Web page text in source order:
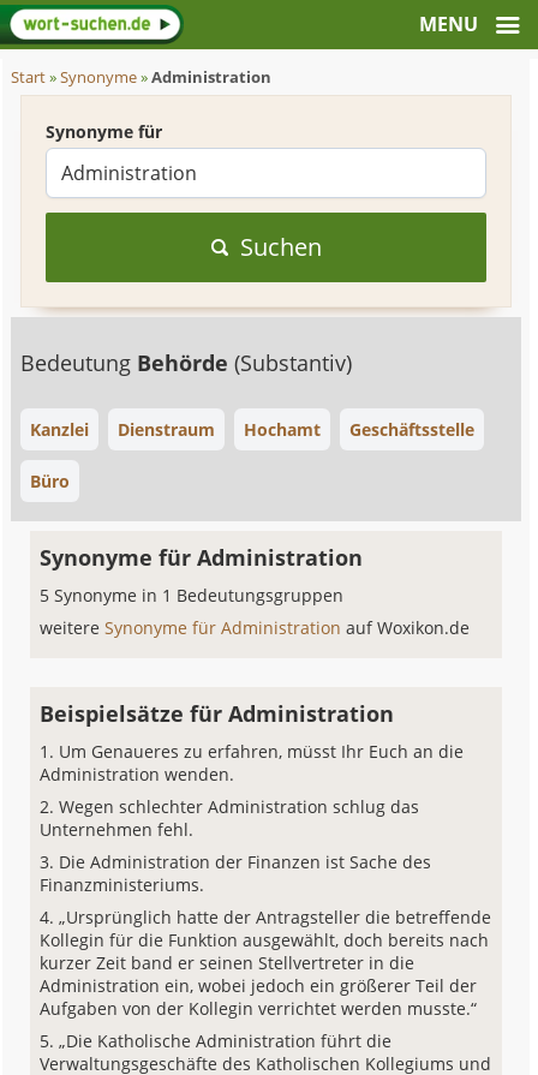
Start»Synonyme»Administration
Synonyme für
Suchen
Bedeutung Behörde(Substantiv)
Kanzlei Dienstraum Hochamt Geschäftsstelle
Büro
Synonyme für Administration
5 Synonyme in 1 Bedeutungsgruppen
weitereSynonyme für Administrationauf Woxikon.de
Beispielsätze für Administration
Um Genaueres zu erfahren, müsst Ihr Euch an die
Administration wenden.
Wegen schlechter Administration schlug das
Unternehmen fehl.
Die Administration der Finanzen ist Sache des
Finanzministeriums.
„Ursprünglich hatte der Antragsteller die betreffende
Kollegin für die Funktion ausgewählt, doch bereits nach
kurzer Zeit band er seinen Stellvertreter in die
Administration ein, wobei jedoch ein größerer Teil der
Aufgaben von der Kollegin verrichtet werden musste.“
„Die Katholische Administration führt die
Verwaltungsgeschäfte des Katholischen Kollegiums und